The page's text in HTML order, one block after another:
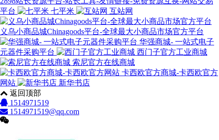
平台
七平米 互站网
义乌小商品城Chinagoods平台-全球最大小商品市场官方平台
华强商城- 一站式电子
元器件采购平台
西门子官方工业商城
索尼官方在线商城
卡西欧官方商城-卡西欧官方
网站
新华书店
返回顶部
1514971519
1514971519@qq.com